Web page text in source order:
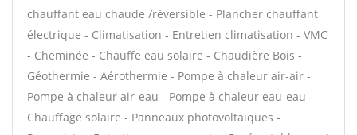
chauffant eau chaude /réversible - Plancher chauffant
électrique - Climatisation - Entretien climatisation - VMC
- Cheminée - Chauffe eau solaire - Chaudière Bois -
Géothermie - Aérothermie - Pompe à chaleur air-air -
Pompe à chaleur air-eau - Pompe à chaleur eau-eau -
Chauffage solaire - Panneaux photovoltaïques -